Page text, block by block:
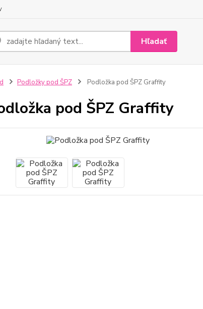
Hľadať
Podložky pod ŠPZ Podložka pod ŠPZ Graffity
pod ŠPZ Graffity